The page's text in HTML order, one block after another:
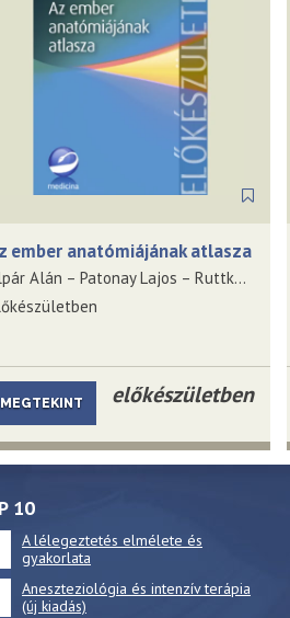
ember anatómiájának atlasza
Alpár Alán – Patonay Lajos – Ruttkay Tamás
előkészületben
MEGTEKINT
10
A lélegeztetés elmélete és
gyakorlata
Aneszteziológia és intenzív terápia
(új kiadás)